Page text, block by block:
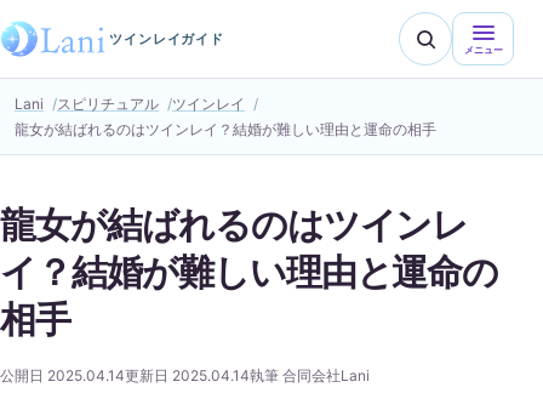
ツインレイガイド
メニュー
Lani スピリチュアル
ツインレイ
龍女が結ばれるのはツインレイ？結婚が難しい理由と運命の相手
龍女が結ばれるのはツインレ
イ？結婚が難しい理由と運命の
相手
公開日 2025.04.14更新日 2025.04.14執筆 合同会社Lani